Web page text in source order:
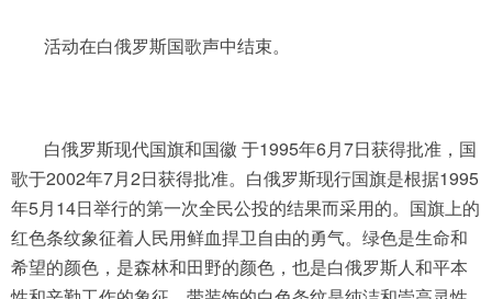
活动在白俄罗斯国歌声中结束。
白俄罗斯现代国旗和国徽 于1995年6月7日获得批准，国
歌于2002年7月2日获得批准。白俄罗斯现行国旗是根据1995
年5月14日举行的第一次全民公投的结果而采用的。国旗上的
红色条纹象征着人民用鲜血捍卫自由的勇气。绿色是生命和
希望的颜色，是森林和田野的颜色，也是白俄罗斯人和平本